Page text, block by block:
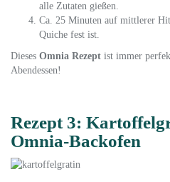
alle Zutaten gießen.
Ca. 25 Minuten auf mittlerer
Quiche fest ist.
Dieses Omnia Rezept ist immer
Abendessen!
Rezept 3:
Omnia-Backofen